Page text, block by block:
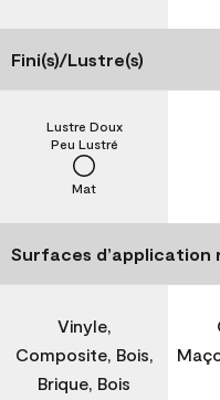
Fini(s)/Lustre(s)
Mat
Peu Lustré
Lustre Doux
Surfaces d’application
Vinyle,
Composite, Bois,
Brique, Bois